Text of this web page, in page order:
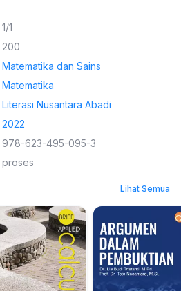
1/1
200
Matematika dan Sains
Matematika
Literasi Nusantara Abadi
2022
978-623-495-095-3
proses
Lihat Semua